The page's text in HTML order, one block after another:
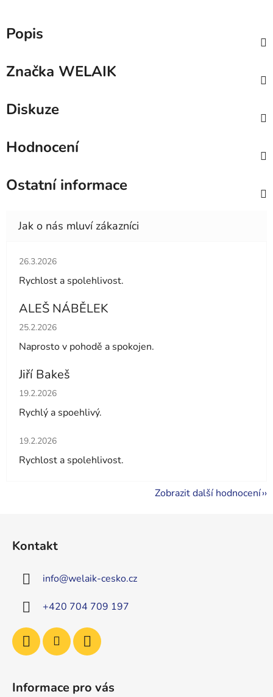
Popis
Značka WELAIK
Diskuze
Hodnocení
Ostatní informace
Hodnocení obchodu je 5 z 5 hvězdiček.
26.3.2026
Rychlost a spolehlivost.
ALEŠ NÁBĚLEK
Hodnocení obchodu je 5 z 5 hvězdiček.
25.2.2026
Naprosto v pohodě a spokojen.
Jiří Bakeš
Hodnocení obchodu je 5 z 5 hvězdiček.
19.2.2026
Rychlý a spoehlivý.
Hodnocení obchodu je 5 z 5 hvězdiček.
19.2.2026
Rychlost a spolehlivost.
Zobrazit další hodnocení
Kontakt
info@welaik-cesko.cz
+420 704 709 197
Informace pro vás